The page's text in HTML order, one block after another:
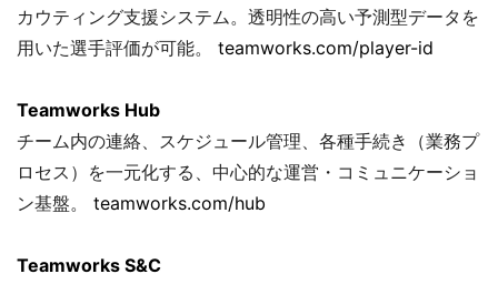
カウティング支援システム。透明性の高い予測型データを
用いた選手評価が可能。 teamworks.com/player-id
Teamworks Hub
チーム内の連絡、スケジュール管理、各種手続き（業務プ
ロセス）を一元化する、中心的な運営・コミュニケーショ
ン基盤。 teamworks.com/hub
Teamworks S&C